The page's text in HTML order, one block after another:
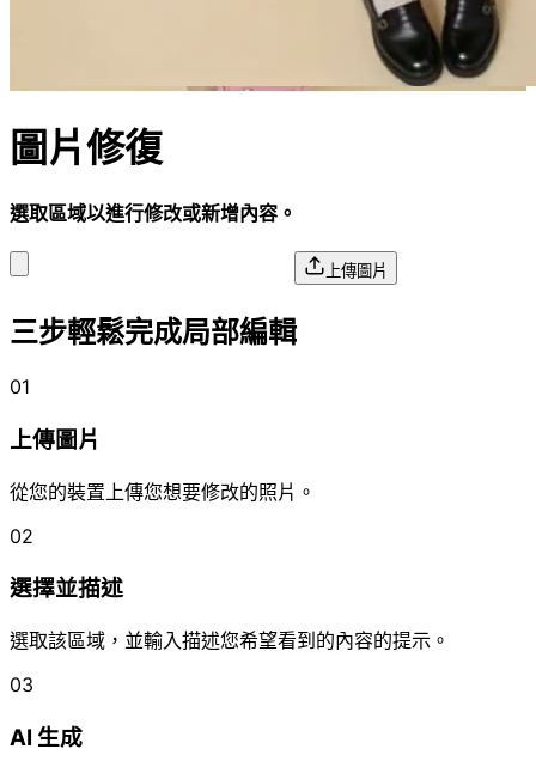
圖片修復
選取區域以進行修改或新增內容。
上傳圖片
三步輕鬆完成局部編輯
01
上傳圖片
從您的裝置上傳您想要修改的照片。
02
選擇並描述
選取該區域，並輸入描述您希望看到的內容的提示。
03
AI 生成